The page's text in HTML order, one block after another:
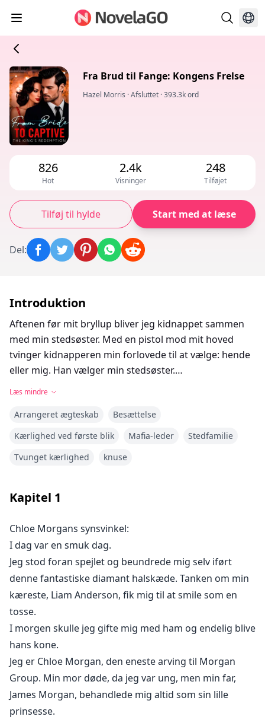
Fra Brud til Fange: Kongens Frelse
Hazel Morris ·Afsluttet ·393.3k ord
826
Hot
2.4k
Visninger
248
Tilføjet
Tilføj til hylde Start med at læse
Del:
Introduktion
Aftenen før mit bryllup bliver jeg kidnappet sammen
med min stedsøster. Med en pistol mod mit hoved
tvinger kidnapperen min forlovede til at vælge: hende
eller mig. Han vælger min stedsøster.
Forladt af min familie og frataget alt, står jeg tilbage
Men så redder Dominic Voss, den koldblodige leder af
en mørk organisation, mig. "Jeg faldt for dig ved første
dig med at få hævn." Uden andre muligheder siger jeg
Uventet behandler Dominic mig som sin eneste ene,
overøser mig med kærlighed og hengivenhed. Han
konfronterer mine familieproblemer og straffer min
uansvarlige far og onde stedmor.
Med hans støtte rejser jeg mig fra en kæmpende
danser til en verdenskendt kunstner.
Da min eksforlovede forsøger at vinde mig tilbage,
møder han et chokerende syn: Dominic frier offentligt!
"Chloe, du har elsket mig så længe..." begynder han.
Jeg ignorerer ham, kysser Dominic dybt og svarer, "Jeg
var blind før, valgte den forkerte mand, men nu har jeg
min sande kærlighed. Hold dig væk; min mand kunne
finde på at sparke din røv."
Kontinuerligt opdateret, med 2 kapitler tilføjet dagligt.
Læs mindre
Arrangeret ægteskab
Besættelse
Kærlighed ved første blik
Mafia-leder
Stedfamilie
Tvunget kærlighed
knuse
Kapitel 1
Chloe Morgans synsvinkel:
I dag var en smuk dag.
Jeg stod foran spejlet og beundrede mig selv iført
denne fantastiske diamant halskæde. Tanken om min
kæreste, Liam Anderson, fik mig til at smile som en
tosse.
I morgen skulle jeg gifte mig med ham og endelig blive
hans kone.
Jeg er Chloe Morgan, den eneste arving til Morgan
Group. Min mor døde, da jeg var ung, men min far,
James Morgan, behandlede mig altid som sin lille
prinsesse.